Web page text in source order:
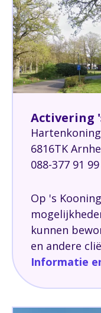
Activering
6816TK
088-377 91 99
Op 's
kunnen
en andere
Informatie